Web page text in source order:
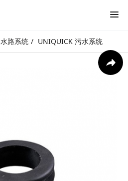
水路系统 UNIQUICK 污水系统